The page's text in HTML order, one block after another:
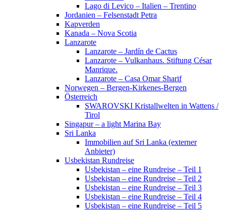
Lago di Levico – Italien – Trentino
Jordanien – Felsenstadt Petra
Kapverden
Kanada – Nova Scotia
Lanzarote
Lanzarote – Jardín de Cactus
Lanzarote – Vulkanhaus. Stiftung César
Manrique.
Lanzarote – Casa Omar Sharif
Norwegen – Bergen-Kirkenes-Bergen
Österreich
SWAROVSKI Kristallwelten in Wattens /
Tirol
Singapur – a light Marina Bay
Sri Lanka
Immobilien auf Sri Lanka (externer
Anbieter)
Usbekistan Rundreise
Usbekistan – eine Rundreise – Teil 1
Usbekistan – eine Rundreise – Teil 2
Usbekistan – eine Rundreise – Teil 3
Usbekistan – eine Rundreise – Teil 4
Usbekistan – eine Rundreise – Teil 5